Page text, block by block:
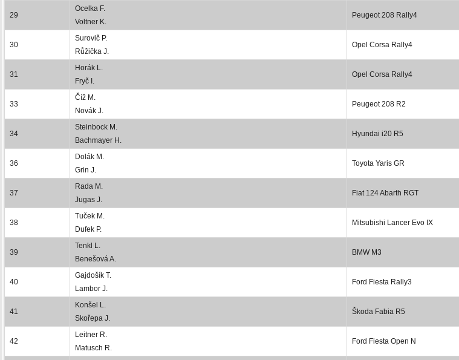
29
Ocelka F.
Voltner K.
Peugeot 208 Rally4
30
Surovič P.
Růžička J.
Opel Corsa Rally4
31
Horák L.
Fryč I.
Opel Corsa Rally4
33
Číž M.
Novák J.
Peugeot 208 R2
34
Steinbock M.
Bachmayer H.
Hyundai i20 R5
36
Dolák M.
Grin J.
Toyota Yaris GR
37
Rada M.
Jugas J.
Fiat 124 Abarth RGT
38
Tuček M.
Dufek P.
Mitsubishi Lancer Evo IX
39
Tenkl L.
Benešová A.
BMW M3
40
Gajdošík T.
Lambor J.
Ford Fiesta Rally3
41
Konšel L.
Skořepa J.
Škoda Fabia R5
42
Leitner R.
Matusch R.
Ford Fiesta Open N